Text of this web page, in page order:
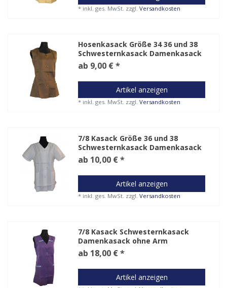
* inkl. ges. MwSt. zzgl.Versandkosten
Hosenkasack Größe 34 36 und 38
Schwesternkasack Damenkasack
ab 9,00 € *
Artikel anzeigen
* inkl. ges. MwSt. zzgl.Versandkosten
7/8 Kasack Größe 36 und 38
Schwesternkasack Damenkasack
ab 10,00 € *
Artikel anzeigen
* inkl. ges. MwSt. zzgl.Versandkosten
7/8 Kasack Schwesternkasack
Damenkasack ohne Arm
ab 18,00 € *
Artikel anzeigen